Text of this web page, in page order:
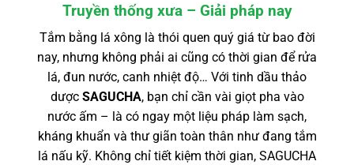
Truyền thống xưa – Giải pháp nay
Tắm bằng lá xông là thói quen quý giá từ bao đời
nay, nhưng không phải ai cũng có thời gian để rửa
lá, đun nước, canh nhiệt độ… Với tinh dầu thảo
dược SAGUCHA, bạn chỉ cần vài giọt pha vào
nước ấm – là có ngay một liệu pháp làm sạch,
kháng khuẩn và thư giãn toàn thân như đang tắm
lá nấu kỹ. Không chỉ tiết kiệm thời gian, SAGUCHA